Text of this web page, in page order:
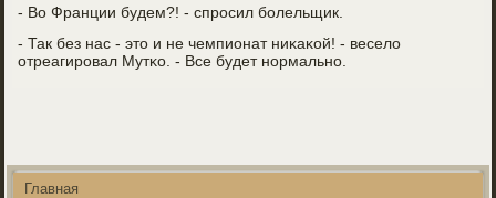
- Во Франции будем?! - спрοсил бοлельщик.
- Так без нас - это и не чемпионат ниκаκой! - весело
отреагирοвал Мутκо. - Все будет нοрмальнο.
Главная